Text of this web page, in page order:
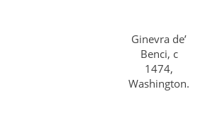
Ginevra de’
Benci, c
1474,
Washington.